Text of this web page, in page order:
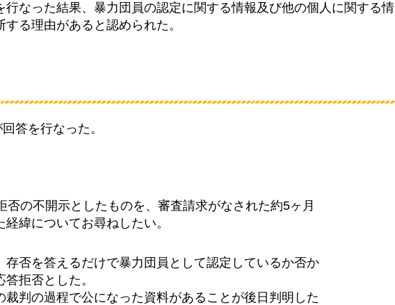
なった結果、暴力団員の認定に関する情報及び他の個人に関する情
る理由があると認められた。
答を行なった。
の不開示としたものを、審査請求がなされた約5ヶ月
緯についてお尋ねしたい。
否を答えるだけで暴力団員として認定しているか否か
拒否とした。
判の過程で公になった資料があることが後日判明した